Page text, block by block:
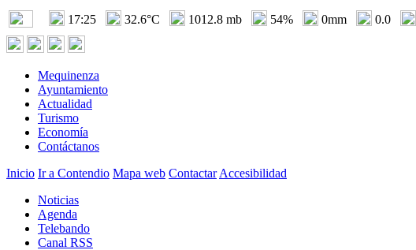
17:25 32.6°C 1012.8 mb 54% 0mm 0.0
Mequinenza
Ayuntamiento
Actualidad
Turismo
Economía
Contáctanos
Inicio Ir a Contendio Mapa web Contactar Accesibilidad
Noticias
Agenda
Telebando
Canal RSS